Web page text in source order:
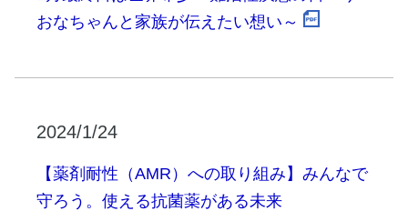
おなちゃんと家族が伝えたい想い～
2024/1/24
【薬剤耐性（AMR）への取り組み】みんなで
守ろう。使える抗菌薬がある未来